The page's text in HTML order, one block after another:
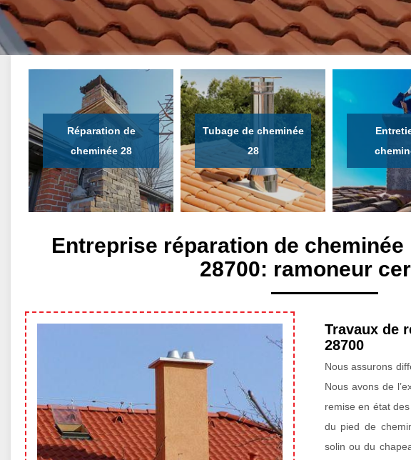
Réparation de
cheminée 28
Tubage de cheminée
28
Entreprise réparation de
28700: ramoneur
Travaux de
28700
Nous assurons
Nous avons de
remise en état
du pied de
solin ou du